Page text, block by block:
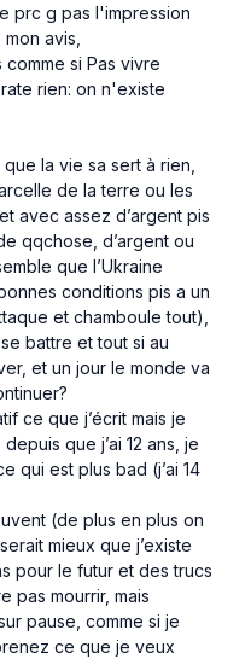
prc g pas l'impression
avis,
si Pas vivre
rien: on n'existe
la vie sa sert à rien,
de la terre ou les
avec assez d’argent pis
qqchose, d’argent ou
que l’Ukraine
conditions pis a un
et chamboule tout),
battre et tout si au
et un jour le monde va
ce que j’écrit mais je
que j’ai 12 ans, je
qui est plus bad (j’ai 14
(de plus en plus on
mieux que j’existe
pour le futur et des trucs
pas mourrir, mais
pause, comme si je
ce que je veux